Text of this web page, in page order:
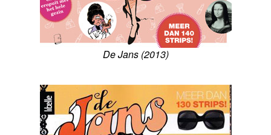
De Jans (2013)